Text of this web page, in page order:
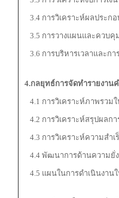
3.4 การวิเคราะห์ผลประกอ
3.5 การวางแผนและควบคุ
3.6 การบริหารเวลาและ
4.กลยุทธ์การจัดทำรายงาน
4.1 การวิเคราะห์ภาพรวม
4.2 การวิเคราะห์สรุปผลก
4.3 การวิเคราะห์ความสำ
4.4 พัฒนาการด้านความยั่
4.5 แผนในการดำเนินงาน